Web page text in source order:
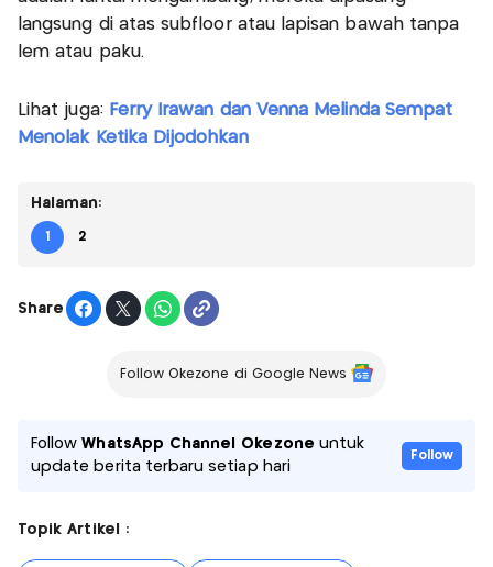
langsung di atas subfloor atau lapisan bawah tanpa
lem atau paku.
Lihat juga: Ferry Irawan dan Venna Melinda Sempat
Menolak Ketika Dijodohkan
Halaman:
1 2
Share
Follow Okezone di Google News
FollowWhatsApp Channel Okezone untuk
update berita terbaru setiap hari
Follow
Topik Artikel :